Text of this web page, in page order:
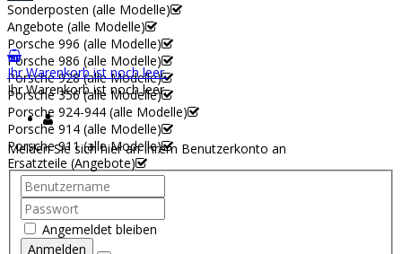
Sonderposten (alle Modelle)
Angebote (alle Modelle)
Porsche 996 (alle Modelle)
Porsche 986 (alle Modelle)
Porsche 928 (alle Modelle)
Porsche 356 (alle Modelle)
Porsche 924-944 (alle Modelle)
Porsche 914 (alle Modelle)
Porsche 911 (alle Modelle)
Ersatzteile (Angebote)
Ihr Warenkorb ist noch leer.
Ihr Warenkorb ist noch leer.
Melden Sie sich hier an Ihrem Benutzerkonto an
Angemeldet bleiben
Anmelden